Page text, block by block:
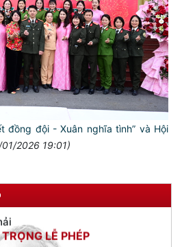
đồng đội - Xuân nghĩa tình” và Hội
01/2026 19:01)
TƯ CÁCH
AN CÁCH MỆNH LÀ:
LIÊM, CHÍNH
ÁI GIÚP ĐỠ
TRUNG THÀNH
LỄ PHÉP
TẬN TỤY